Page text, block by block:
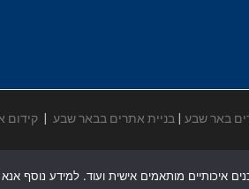
באר שבע | בניית אתרים בבאר שבע |קידום
איכותיים מותאמים אישית ועוד. למידע נוסף אנא